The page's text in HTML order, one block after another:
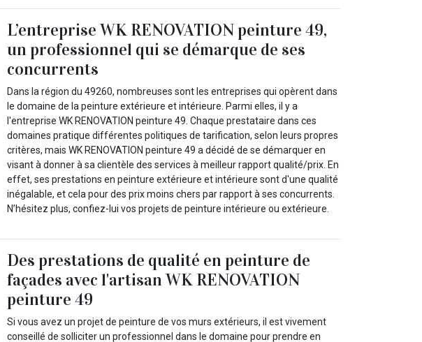
L’entreprise WK RENOVATION peinture 49,
un professionnel qui se démarque de ses
concurrents
Dans la région du 49260, nombreuses sont les entreprises qui opèrent dans
le domaine de la peinture extérieure et intérieure. Parmi elles, il y a
l'entreprise WK RENOVATION peinture 49. Chaque prestataire dans ces
domaines pratique différentes politiques de tarification, selon leurs propres
critères, mais WK RENOVATION peinture 49 a décidé de se démarquer en
visant à donner à sa clientèle des services à meilleur rapport qualité/prix. En
effet, ses prestations en peinture extérieure et intérieure sont d'une qualité
inégalable, et cela pour des prix moins chers par rapport à ses concurrents.
N’hésitez plus, confiez-lui vos projets de peinture intérieure ou extérieure.
Des prestations de qualité en peinture de
façades avec l'artisan WK RENOVATION
peinture 49
Si vous avez un projet de peinture de vos murs extérieurs, il est vivement
conseillé de solliciter un professionnel dans le domaine pour prendre en